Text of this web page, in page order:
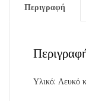
Περιγραφή
Υλικό: Λευκό